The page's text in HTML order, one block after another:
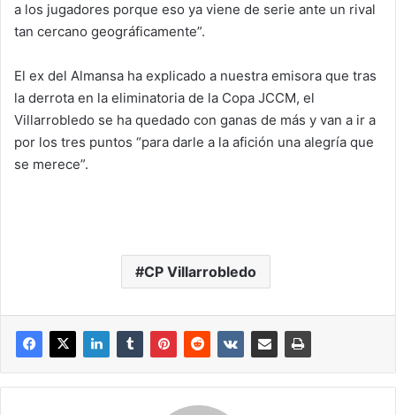
a los jugadores porque eso ya viene de serie ante un rival
tan cercano geográficamente”.
El ex del Almansa ha explicado a nuestra emisora que tras
la derrota en la eliminatoria de la Copa JCCM, el
Villarrobledo se ha quedado con ganas de más y van a ir a
por los tres puntos “para darle a la afición una alegría que
se merece”.
CP Villarrobledo